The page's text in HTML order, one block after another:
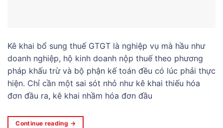
Kê khai bổ sung thuế GTGT là nghiệp vụ mà hầu như
doanh nghiệp, hộ kinh doanh nộp thuế theo phương
pháp khấu trừ và bộ phận kế toán đều có lúc phải thực
hiện. Chỉ cần một sai sót nhỏ như kê khai thiếu hóa
đơn đầu ra, kê khai nhầm hóa đơn đầu
Continue reading →